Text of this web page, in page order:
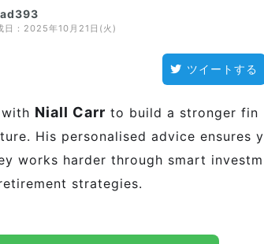
日： 2025年10月21日(火)
ツイートする
Niall Carr to build a stronger fin
His personalised advice ensures y
works harder through smart investm
strategies.